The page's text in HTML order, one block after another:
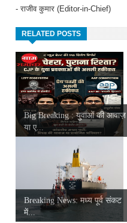
- राजीव कुमार (Editor-in-Chief)
RELATED POSTS
Big Breaking : युवाओं की आवाज़
या ए...
Breaking News: मध्य पूर्व संकट
में...